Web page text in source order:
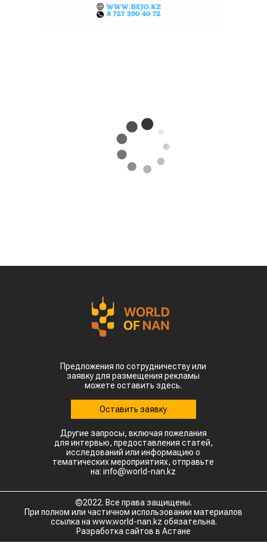
Предложения по сотрудничеству или
заявку для размещения рекламы
можете оставить здесь.
Оставить заявку
Другие запросы, включая пожелания
для интервью, предоставления статей,
исследований или информацию о
тематических мероприятиях, отправьте
на: info@world-nan.kz
©2022. Все права защищены.
При полном или частичном использовании материалов
ссылка на www.world-nan.kz обязательна.
Разработка сайтов в Астане